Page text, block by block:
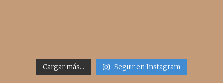
Cargar más... Seguir en Instagram